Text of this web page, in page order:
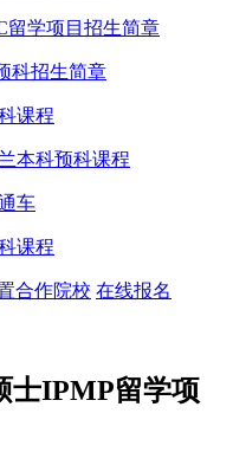
留学项目招生简章
科招生简章
课程
本科预科课程
车
课程
合作院校 在线报名
士IPMP留学项